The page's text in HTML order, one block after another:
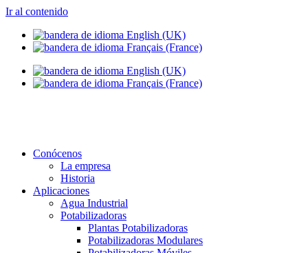
Ir al contenido
Conócenos
La empresa
Historia
Aplicaciones
Agua Industrial
Potabilizadoras
Plantas Potabilizadoras
Potabilizadoras Modulares